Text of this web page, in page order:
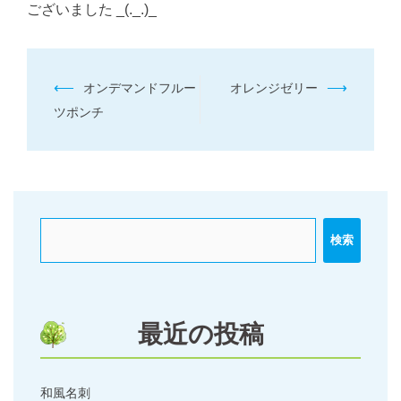
ございました _(._.)_
投
稿
ー
⟵
オンデマンドフルー
ツポンチ
オレンジゼリー ⟶
検索
最近の投稿
和風名刺